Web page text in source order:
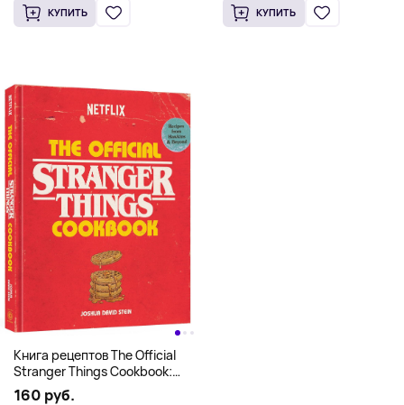
КУПИТЬ КУПИТЬ
Книга рецептов The Official
Stranger Things Cookbook:
Recipes from Hawkins and
160 руб.